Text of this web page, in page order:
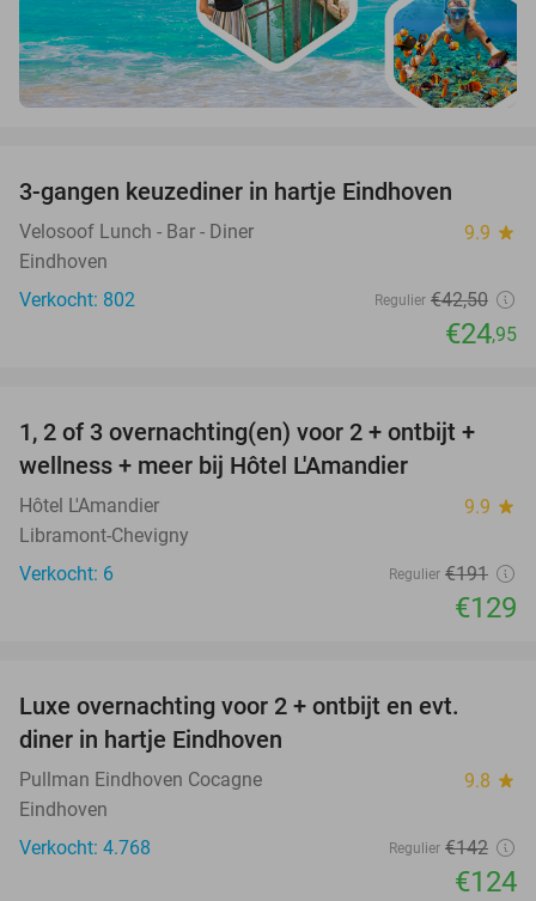
3-gangen keuzediner in hartje Eindhoven
Velosoof Lunch - Bar - Diner 9.9 star
Eindhoven
Verkocht: 802
Regulier €42,50
€24,95
32%
TODAY
1, 2 of 3 overnachting(en) voor 2 + ontbijt +
wellness + meer bij Hôtel L'Amandier
Hôtel L'Amandier 9.9 star
Libramont-Chevigny
Verkocht: 6
Regulier €191
€129
Luxe overnachting voor 2 + ontbijt en evt.
diner in hartje Eindhoven
Pullman Eindhoven Cocagne 9.8 star
Eindhoven
Verkocht: 4.768
Regulier €142
€124